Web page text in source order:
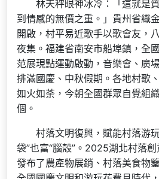
林天秤眼神冰冷：「這就是
到情感的無價之重。」貴州省織
開啟，村平易近歌手以歌會友，
夜集。福建省南安市船埠鎮，全
范展現點運動啟動，音樂會、廣
排滿國慶、中秋假期。各地村歌
如火如荼，今朝全國群眾自覺組
個。
村落文明復興，賦能村落游
袋”也富“腦殼”。2025湖北村落
發布了農產物展銷、村落美食物